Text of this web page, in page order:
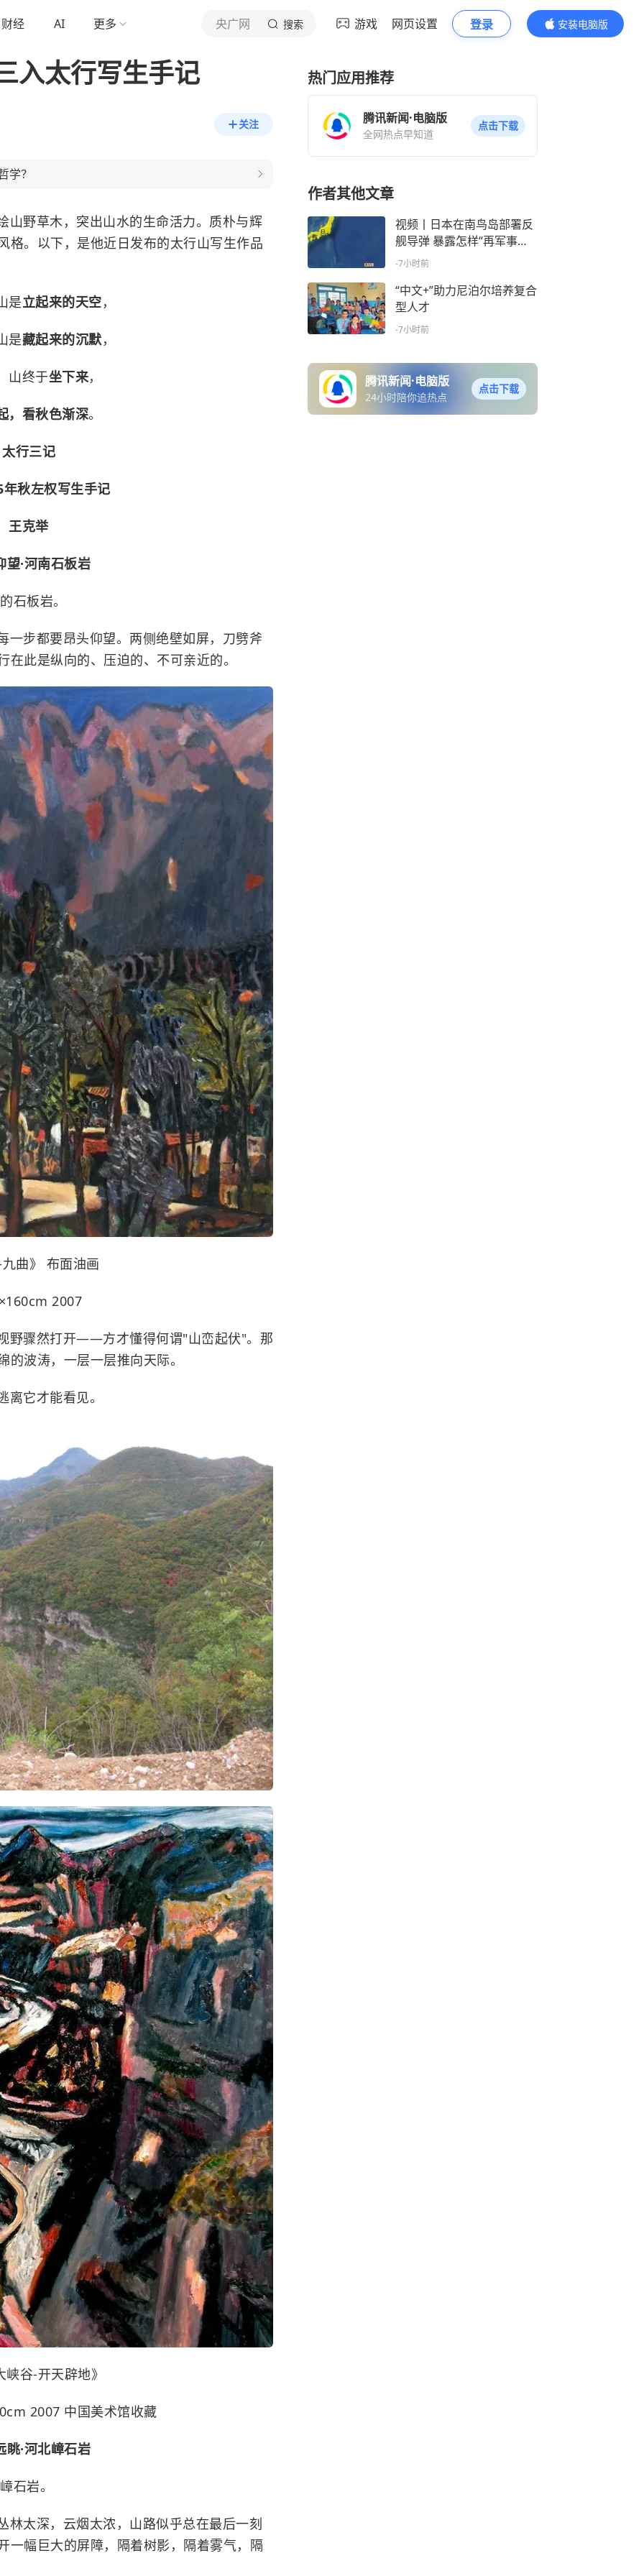
财经 AI 更多 央广网 搜索 游戏 网页设置 登录
安装电脑版
内容更精彩
入太行写生手记
关注
学？
山野草木，突出山水的生命活力。质朴与辉
格。以下，是他近日发布的太行山写生作品
是立起来的天空，
是藏起来的沉默，
山终于坐下来，
，看秋色渐深。
太行三记
秋左权写生手记
王克举
望·河南石板岩
石板岩。
一步都要昂头仰望。两侧绝壁如屏，刀劈斧
此是纵向的、压迫的、不可亲近的。
曲》 布面油画
2007
野骤然打开——方才懂得何谓"山峦起伏"。那
波涛，一层一层推向天际。
它才能看见。
峡谷-开天辟地》
2007 中国美术馆收藏
眺·河北嶂石岩
石岩。
林太深，云烟太浓，山路似乎总在最后一刻
一幅巨大的屏障，隔着树影，隔着雾气，隔
热门应用推荐
腾讯新闻·电脑版
全网热点早知道
点击下载
作者其他文章
视频丨日本在南鸟岛部署反
舰导弹 暴露怎样“再军事化”
野心？
-7小时前
“中文+”助力尼泊尔培养复合
型人才
-7小时前
腾讯新闻·电脑版
24小时陪你追热点
点击下载